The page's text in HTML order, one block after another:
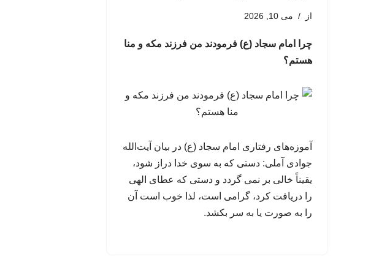
از می 10, 2026
چرا امام سجاد (ع) فرمودند من فرزند مکه و منا
هستم؟
آموزه‌های رفتاری امام سجاد (ع) در بیان آیت‌الله
جوادی آملی: دستی که به سوی خدا دراز شود،
یقیناً خالی بر نمی گردد و دستی که عطای الهی
را دریافت کرد، گرامی است، لذا خوب است آن
را به صورت یا به سر بکشد.